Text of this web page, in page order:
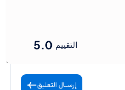
التقييم 5.0
إرســال التعليق